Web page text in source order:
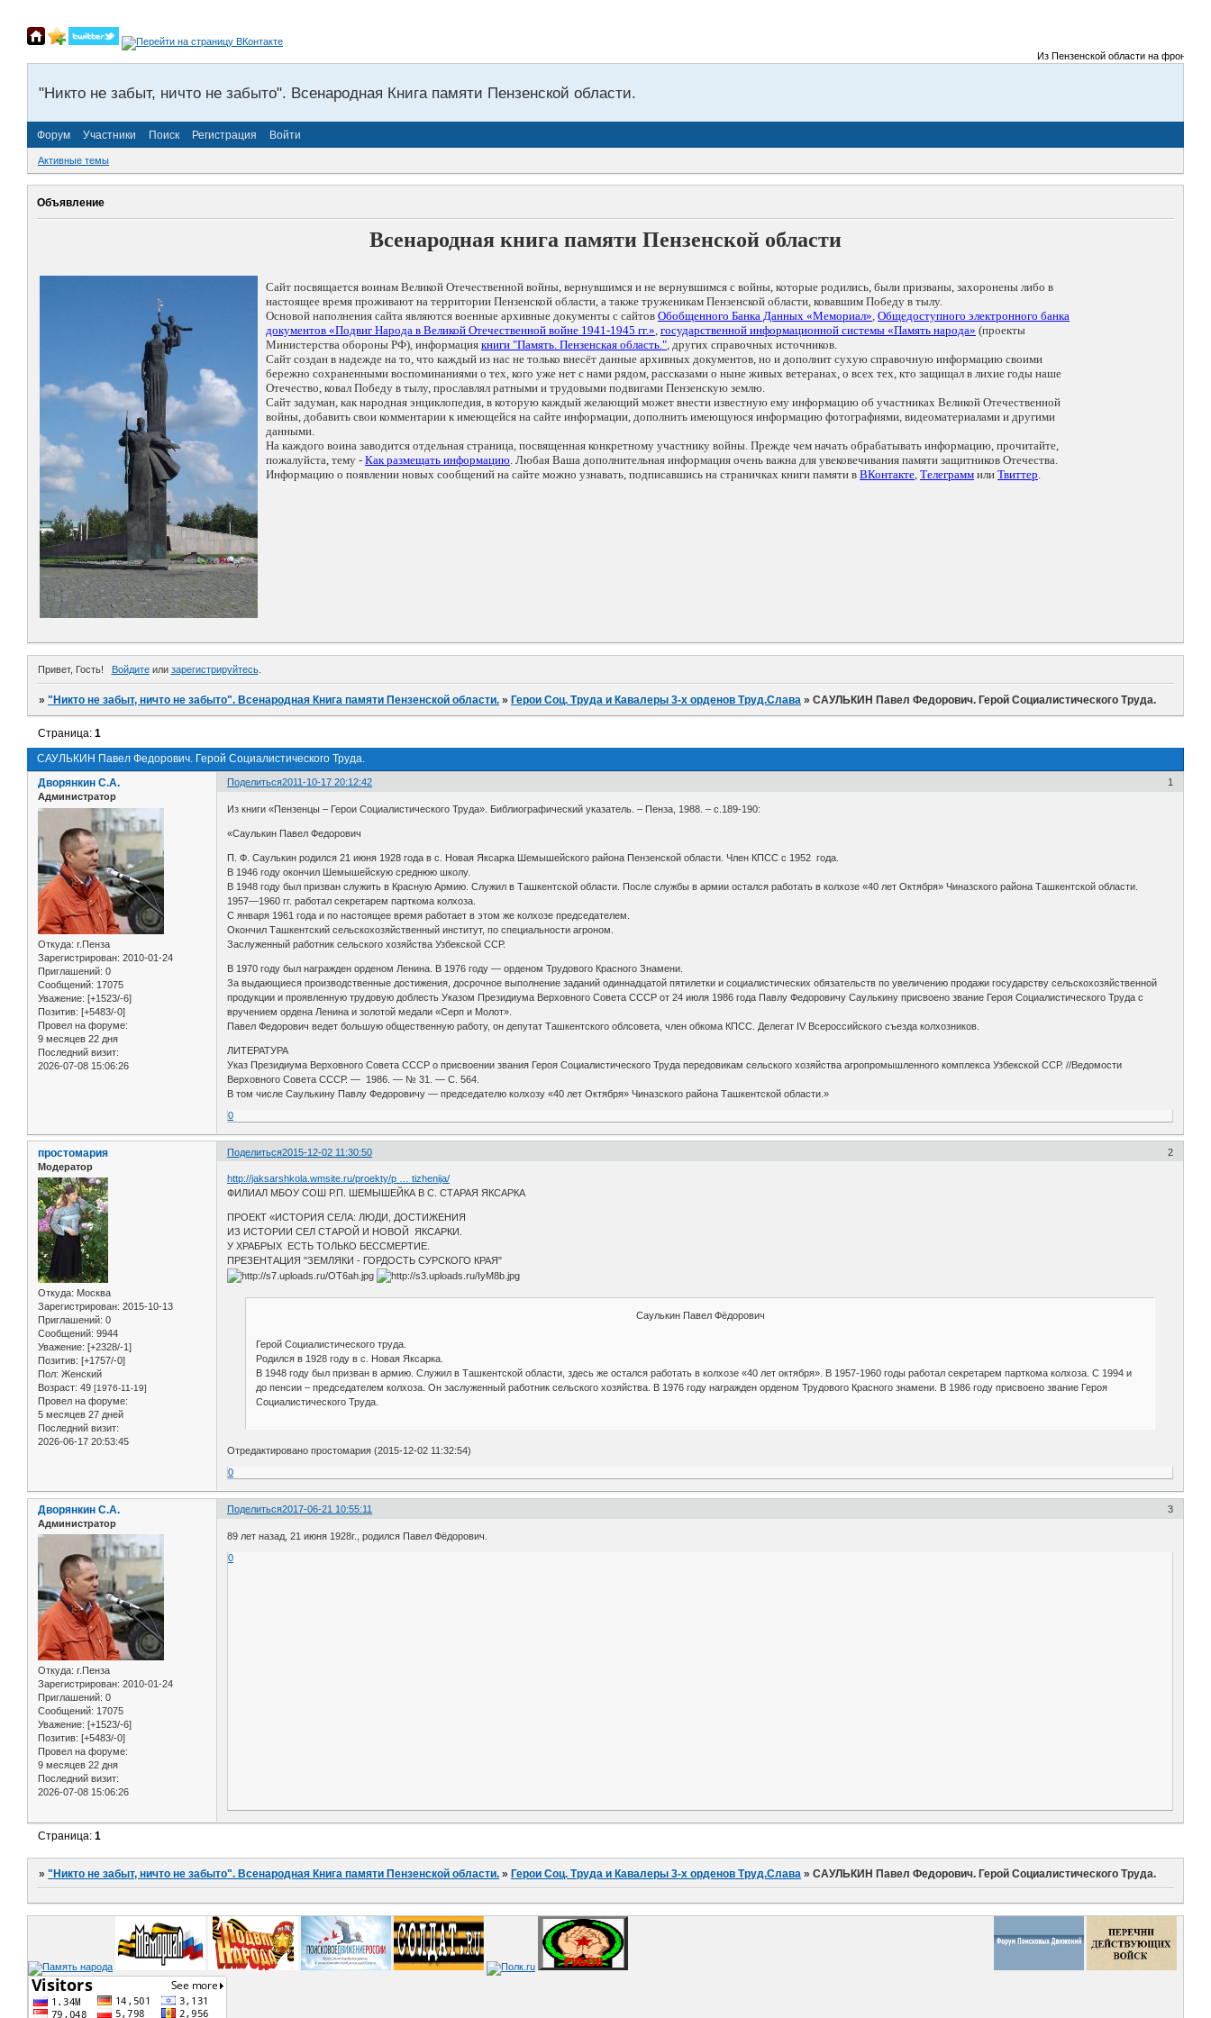
Из Пензенской области на фронты
"Никто не забыт, ничто не забыто". Всенародная Книга памяти Пензенской области.
Форум Участники Поиск Регистрация Войти
Активные темы
Объявление
Всенародная книга памяти Пензенской области
Сайт посвящается воинам Великой Отечественной войны, вернувшимся и не вернувшимся с войны, которые родились, были призваны, захоронены либо в
настоящее время проживают на территории Пензенской области, а также труженикам Пензенской области, ковавшим Победу в тылу.
Основой наполнения сайта являются военные архивные документы с сайтов Обобщенного Банка Данных «Мемориал», Общедоступного электронного банка
документов «Подвиг Народа в Великой Отечественной войне 1941-1945 гг.», государственной информационной системы «Память народа» (проекты
Министерства обороны РФ), информация книги "Память. Пензенская область.", других справочных источников.
Сайт создан в надежде на то, что каждый из нас не только внесёт данные архивных документов, но и дополнит сухую справочную информацию своими
бережно сохраненными воспоминаниями о тех, кого уже нет с нами рядом, рассказами о ныне живых ветеранах, о всех тех, кто защищал в лихие годы наше
Отечество, ковал Победу в тылу, прославлял ратными и трудовыми подвигами Пензенскую землю.
Сайт задуман, как народная энциклопедия, в которую каждый желающий может внести известную ему информацию об участниках Великой Отечественной
войны, добавить свои комментарии к имеющейся на сайте информации, дополнить имеющуюся информацию фотографиями, видеоматериалами и другими
данными.
На каждого воина заводится отдельная страница, посвященная конкретному участнику войны. Прежде чем начать обрабатывать информацию, прочитайте,
пожалуйста, тему - Как размещать информацию. Любая Ваша дополнительная информация очень важна для увековечивания памяти защитников Отечества.
Информацию о появлении новых сообщений на сайте можно узнавать, подписавшись на страничках книги памяти в ВКонтакте, Телеграмм или Твиттер.
Привет, Гость! Войдитеили зарегистрируйтесь.
»"Никто не забыт, ничто не забыто". Всенародная Книга памяти Пензенской области. » Герои Соц. Труда и Кавалеры 3-х орденов Труд.Слава »САУЛЬКИН Павел Федорович. Герой Социалистического Труда.
САУЛЬКИН Павел Федорович. Герой Социалистического Труда.
Страница:1
Поделиться 1
2011-10-17 20:12:42
Дворянкин С.А.
Администратор
Откуда: г.Пенза
Зарегистрирован: 2010-01-24
Приглашений: 0
Сообщений: 17075
Уважение: [+1523/-6]
Позитив: [+5483/-0]
Провел на форуме:
9 месяцев 22 дня
Последний визит:
2026-07-08 15:06:26
Из книги «Пензенцы – Герои Социалистического Труда». Библиографический указатель. – Пенза, 1988. – с.189-190:
«Саулькин Павел Федорович
П. Ф. Саулькин родился 21 июня 1928 года в с. Новая Яксарка Шемышейского района Пензенской области. Член КПСС с 1952 года.
В 1946 году окончил Шемышейскую среднюю школу.
В 1948 году был призван служить в Красную Армию. Служил в Ташкентской области. После службы в армии остался работать в колхозе «40 лет Октября» Чиназского района Ташкентской области.
1957—1960 гг. работал секретарем парткома колхоза.
С января 1961 года и по настоящее время работает в этом же колхозе председателем.
Окончил Ташкентский сельскохозяйственный институт, по специальности агроном.
Заслуженный работник сельского хозяйства Узбекской ССР.
В 1970 году был награжден орденом Ленина. В 1976 году — орденом Трудового Красного Знамени.
За выдающиеся производственные достижения, досрочное выполнение заданий одиннадцатой пятилетки и социалистических обязательств по увеличению продажи государству сельскохозяйственной
продукции и проявленную трудовую доблесть Указом Президиума Верховного Совета СССР от 24 июля 1986 года Павлу Федоровичу Саулькину присвоено звание Героя Социалистического Труда с
вручением ордена Ленина и золотой медали «Серп и Молот».
Павел Федорович ведет большую общественную работу, он депутат Ташкентского облсовета, член обкома КПСС. Делегат IV Всероссийского съезда колхозников.
ЛИТЕРАТУРА
Указ Президиума Верховного Совета СССР о присвоении звания Героя Социалистического Труда передовикам сельского хозяйства агропромышленного комплекса Узбекской ССР. //Ведомости
Верховного Совета СССР. — 1986. — № 31. — С. 564.
В том числе Саулькину Павлу Федоровичу — председателю колхозу «40 лет Октября» Чиназского района Ташкентской области.»
0
Поделиться 2
2015-12-02 11:30:50
простомария
Модератор
Откуда: Москва
Зарегистрирован: 2015-10-13
Приглашений: 0
Сообщений: 9944
Уважение: [+2328/-1]
Позитив: [+1757/-0]
Пол: Женский
Возраст: 49 [1976-11-19]
Провел на форуме:
5 месяцев 27 дней
Последний визит:
2026-06-17 20:53:45
http://jaksarshkola.wmsite.ru/proekty/p … tizhenija/
ФИЛИАЛ МБОУ СОШ Р.П. ШЕМЫШЕЙКА В С. СТАРАЯ ЯКСАРКА
ПРОЕКТ «ИСТОРИЯ СЕЛА: ЛЮДИ, ДОСТИЖЕНИЯ
ИЗ ИСТОРИИ СЕЛ СТАРОЙ И НОВОЙ ЯКСАРКИ.
У ХРАБРЫХ ЕСТЬ ТОЛЬКО БЕССМЕРТИЕ.
ПРЕЗЕНТАЦИЯ "ЗЕМЛЯКИ - ГОРДОСТЬ СУРСКОГО КРАЯ"
Саулькин Павел Фёдорович
Герой Социалистического труда.
Родился в 1928 году в с. Новая Яксарка.
В 1948 году был призван в армию. Служил в Ташкентской области, здесь же остался работать в колхозе «40 лет октября». В 1957-1960 годы работал секретарем парткома колхоза. С 1994 и
до пенсии – председателем колхоза. Он заслуженный работник сельского хозяйства. В 1976 году награжден орденом Трудового Красного знамени. В 1986 году присвоено звание Героя
Социалистического Труда.
Отредактировано простомария (2015-12-02 11:32:54)
0
Поделиться 3
2017-06-21 10:55:11
Дворянкин С.А.
Администратор
Откуда: г.Пенза
Зарегистрирован: 2010-01-24
Приглашений: 0
Сообщений: 17075
Уважение: [+1523/-6]
Позитив: [+5483/-0]
Провел на форуме:
9 месяцев 22 дня
Последний визит:
2026-07-08 15:06:26
89 лет назад, 21 июня 1928г., родился Павел Фёдорович.
0
Страница:1
»"Никто не забыт, ничто не забыто". Всенародная Книга памяти Пензенской области. » Герои Соц. Труда и Кавалеры 3-х орденов Труд.Слава »САУЛЬКИН Павел Федорович. Герой Социалистического Труда.